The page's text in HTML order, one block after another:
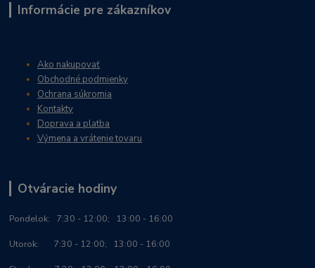
Informácie pre zákazníkov
Ako nakupovať
Obchodné podmienky
Ochrana súkromia
Kontakty
Doprava a platba
Výmena a vrátenie tovaru
Otváracie hodiny
Pondelok: 7:30 - 12:00; 13:00 - 16:00
Utorok: 7:30 - 12:00; 13:00 - 16:00